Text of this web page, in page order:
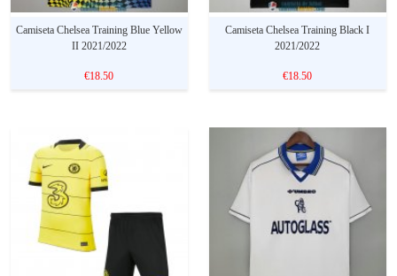
Camiseta Chelsea Training Blue Yellow
II 2021/2022
€18.50
Camiseta Chelsea Training Black I
2021/2022
€18.50